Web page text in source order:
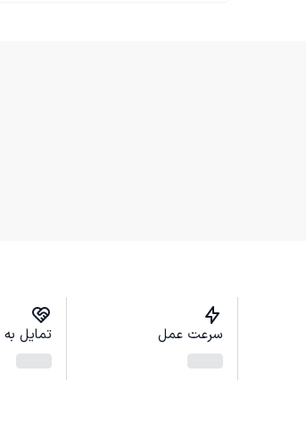
سرعت عمل تمایل